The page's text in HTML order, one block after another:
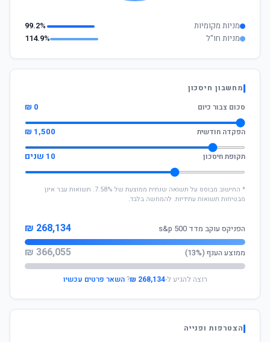
מניות מקומיות
99.2%
מניות חו"ל
114.9%
מחשבון חיסכון
סכום צבור כיום
0 ₪
הפקדה חודשית 1,500 ₪
תקופת חיסכון 10 שנים
* החישוב מבוסס על תשואה שנתית ממוצעת של 7.58%. תשואות עבר אינן
מבטיחות תשואות עתידיות. להמחשה בלבד.
הפניקס עוקב מדד s&p 500 268,134 ₪
ממוצע הענף (13%) 366,055 ₪
רוצה להגיע ל-268,134 ₪
?השאר פרטים עכשיו
הצטרפות ופנייה